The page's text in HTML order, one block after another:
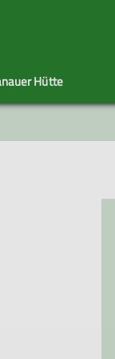
Sektionstermine
Hütte
Adressänderung